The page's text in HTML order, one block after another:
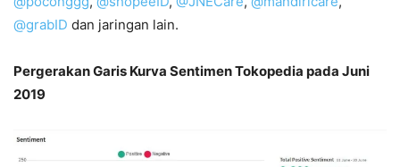
@grabID dan jaringan lain.
Pergerakan Garis Kurva Sentimen Tokopedia pada Juni
2019